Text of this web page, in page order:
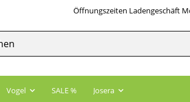
Öffnungszeiten Ladengeschäft
Vogel SALE % Josera